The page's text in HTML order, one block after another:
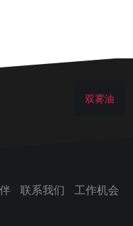
双雾油
联系我们 工作机会